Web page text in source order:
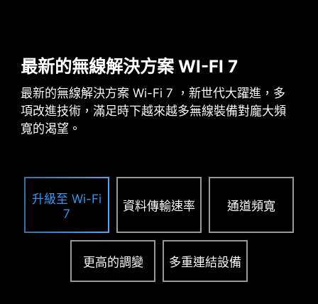
最新的無線解決方案 WI-FI 7
最新的無線解決方案 Wi-Fi 7 ，新世代大躍進，多
項改進技術，滿足時下越來越多無線裝備對龐大頻
寬的渴望。
升級至 Wi-Fi
7
資料傳輸速率 通道頻寬
更高的調變 多重連結設備
PCIE 拓源架構設計
獨家PCIE 拓源架構設計，為高階顯示卡提供更穩
定、更安全的專用電源，為未來 AI 運算智能世代做
好準。 相容機殼列表